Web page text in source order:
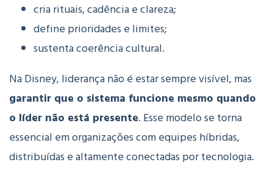
cria rituais, cadência e clareza;
define prioridades e limites;
sustenta coerência cultural.
Na Disney, liderança não é estar sempre visível, mas
garantir que o sistema funcione mesmo quando
o líder não está presente. Esse modelo se torna
essencial em organizações com equipes híbridas,
distribuídas e altamente conectadas por tecnologia.